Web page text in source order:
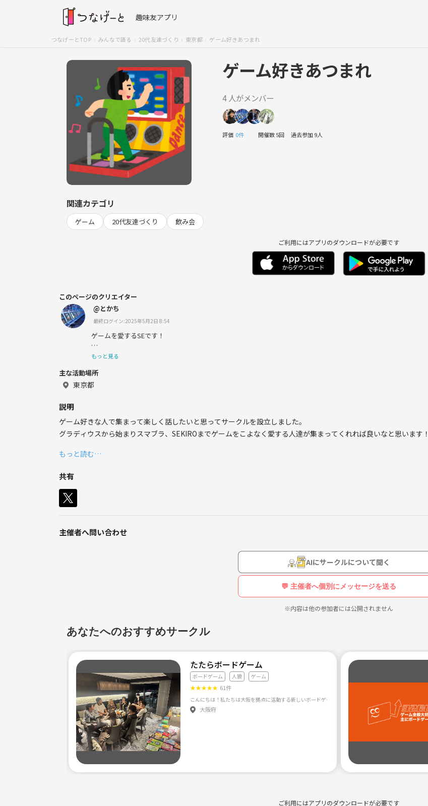
趣味友アプリ
つなげーとTOP みんなで語る 20代友達づくり 東京都 ゲーム好きあつまれ
ゲーム好きあつまれ
4 人がメンバー
評価 0件 開催数 5回 過去参加 9人
関連カテゴリ
ゲーム 20代友達づくり 飲み会
ご利用にはアプリのダウンロードが必要です
このページのクリエイター
@とかち
最終ログイン:2025年5月2日 8:54
ゲームを愛するSEです！
最近はゲーム以外の趣味も増やそうと園芸(コケリウムとか)やっ
もっと見る
主な活動場所
東京都
説明
ゲーム好きな人で集まって楽しく話したいと思ってサークルを設立しました。
グラディウスから始まりスマブラ、SEKIROまでゲームをこよなく愛する人達が集まってくれれば良いなと思います！
もっと読む…
共有
主催者へ問い合わせ
AIにサークルについて聞く
💬 主催者へ個別にメッセージを送る
※内容は他の参加者には公開されません
あなたへのおすすめサークル
たたらボードゲーム
ボードゲーム 人狼 ゲーム
★★★★★ 61件
大阪府
ご利用にはアプリのダウンロードが必要です